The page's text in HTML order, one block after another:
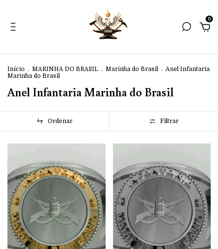
0
Início . MARINHA DO BRASIL . Marinha do Brasil . Anel Infantaria
Marinha do Brasil
Anel Infantaria Marinha do Brasil
Ordenar Filtrar